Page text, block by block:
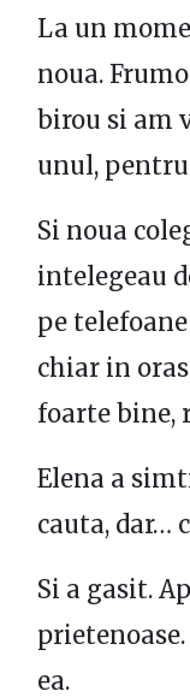
La un
noua.
birou si am
unul,
Si noua
intelegeau
pe
chiar in
foarte bine,
Elena a
cauta, dar…
Si a gasit.
ea.